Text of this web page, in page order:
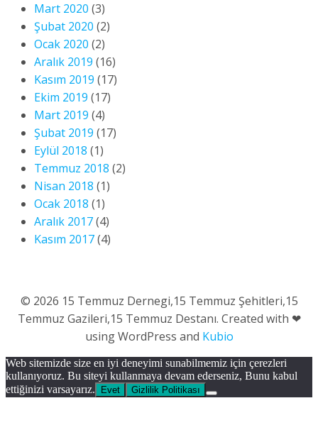
Mart 2020 (3)
Şubat 2020 (2)
Ocak 2020 (2)
Aralık 2019 (16)
Kasım 2019 (17)
Ekim 2019 (17)
Mart 2019 (4)
Şubat 2019 (17)
Eylül 2018 (1)
Temmuz 2018 (2)
Nisan 2018 (1)
Ocak 2018 (1)
Aralık 2017(4)
Kasım 2017(4)
© 2026 15 Temmuz Dernegi,15 Temmuz Şehitleri,15
Temmuz Gazileri,15 Temmuz Destanı. Created with ❤
using WordPress and Kubio
Web sitemizde size en iyi deneyimi sunabilmemiz için çerezleri
kullanıyoruz. Bu siteyi kullanmaya devam ederseniz, Bunu kabul
ettiğinizi varsayarız.
Evet Gizlilik Politikası